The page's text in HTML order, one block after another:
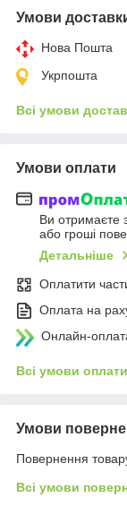
Умови
Нова Пошта
Укрпошта
Всі умови
Умови оплати
Ви отримаєте
або гроші
Детальніше
Оплатити
Оплата на
Онлайн-
Всі умови оплати
Умови
Повернення
Всі умови